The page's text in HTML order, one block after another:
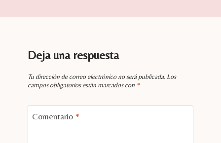
Deja una respuesta
Tu dirección de correo electrónico no será publicada. Los
campos obligatorios están marcados con *
Comentario *